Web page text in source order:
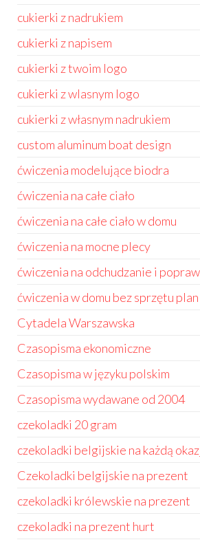
cukierki z nadrukiem
cukierki z napisem
cukierki z twoim logo
cukierki z wlasnym logo
cukierki z własnym nadrukiem
custom aluminum boat design
ćwiczenia modelujące biodra
ćwiczenia na całe ciało
ćwiczenia na całe ciało w domu
ćwiczenia na mocne plecy
ćwiczenia na odchudzanie i
ćwiczenia w domu bez sprzętu
Cytadela Warszawska
Czasopisma ekonomiczne
Czasopisma w języku polskim
Czasopisma wydawane od 2004
czekoladki 20 gram
czekoladki belgijskie na każdą
Czekoladki belgijskie na prezent
czekoladki królewskie na prezent
czekoladki na prezent hurt